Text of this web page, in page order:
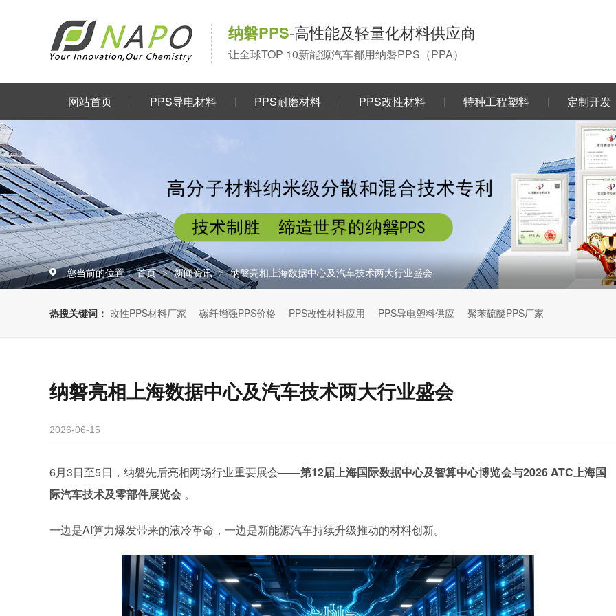
纳磐PPS-高性能及轻量化材料供应商
让全球TOP 10新能源汽车都用纳磐PPS（PPA）
网站首页 PPS导电材料 PPS耐磨材料 PPS改性材料 特种工程塑料 定制开发
您当前的位置： 首页 > 新闻资讯 > 纳磐亮相上海数据中心及汽车技术两大行业盛会
热搜关键词： 改性PPS材料厂家 碳纤增强PPS价格 PPS改性材料应用 PPS导电塑料供应 聚苯硫醚PPS厂家
纳磐亮相上海数据中心及汽车技术两大行业盛会
2026-06-15
6月3日至5日， 纳磐先后亮相两场行业重要展会——第12届上海国际数据中心及智算中心博览会与2026ATC上海国
际汽车技术及零部件展览会 。
一边是AI算力爆发带来的液冷革命，一边是新能源汽车持续升级推动的材料创新。